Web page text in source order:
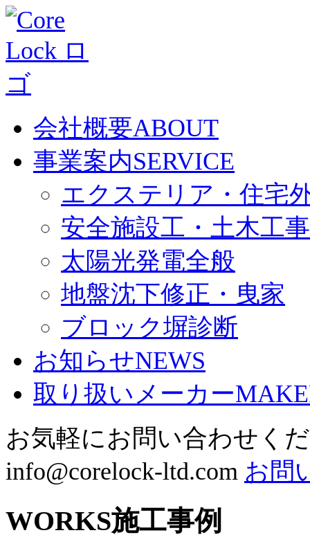
会社概要ABOUT
事業案内SERVICE
エクステリア・住宅
安全施設工・土木工事
太陽光発電全般
地盤沈下修正・曳家
ブロック塀診断
お知らせNEWS
取り扱いメーカー
お気軽にお問い合わせく
info@corelock-ltd.com お問
WORKS施工事例